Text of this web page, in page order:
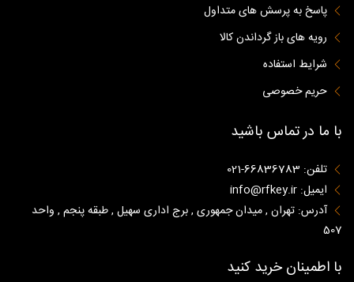
پاسخ به پرسش های متداول
رویه های باز گرداندن کالا
شرایط استفاده
حریم خصوصی
با ما در تماس باشید
تلفن: 66836783-021
ایمیل: info@rfkey.ir
آدرس: تهران , میدان جمهوری , برج اداری سهیل , طبقه پنجم , واحد
507
با اطمینان خرید کنید